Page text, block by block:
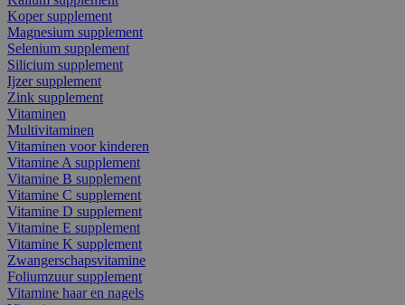
Koper supplement
Magnesium supplement
Selenium supplement
Silicium supplement
Ijzer supplement
Zink supplement
Vitaminen
Multivitaminen
Vitaminen voor kinderen
Vitamine A supplement
Vitamine B supplement
Vitamine C supplement
Vitamine D supplement
Vitamine E supplement
Vitamine K supplement
Zwangerschapsvitamine
Foliumzuur supplement
Vitamine haar en nagels